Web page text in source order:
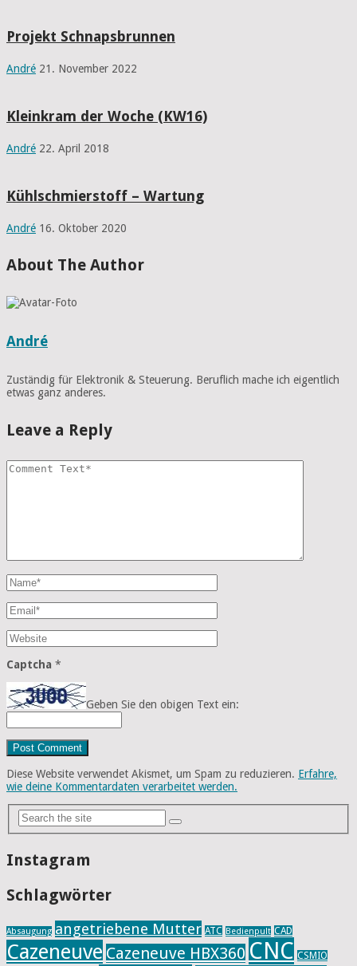
Projekt Schnapsbrunnen
André 21. November 2022
Kleinkram der Woche (KW16)
André 22. April 2018
Kühlschmierstoff – Wartung
André 16. Oktober 2020
About The Author
André
Zuständig für Elektronik & Steuerung. Beruflich mache ich eigentlich
etwas ganz anderes.
Leave a Reply
Captcha *
Geben Sie den obigen Text ein:
Diese Website verwendet Akismet, um Spam zu reduzieren. Erfahre,
wie deine Kommentardaten verarbeitet werden.
Instagram
Schlagwörter
Absaugung angetriebene Mutter ATC Bedienpult CAD
Cazeneuve Cazeneuve HBX360 CNC CSMIO